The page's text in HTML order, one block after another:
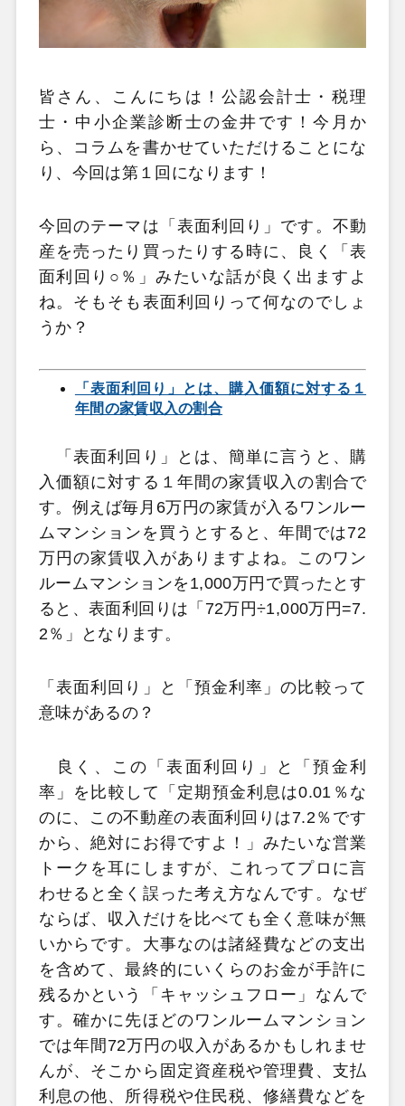
皆さん、こんにちは！公認会計士・税理
士・中小企業診断士の金井です！今月か
ら、コラムを書かせていただけることにな
り、今回は第１回になります！
今回のテーマは「表面利回り」です。不動
産を売ったり買ったりする時に、良く「表
面利回り○％」みたいな話が良く出ますよ
ね。そもそも表面利回りって何なのでしょ
うか？
「表面利回り」とは、購入価額に対する１
年間の家賃収入の割合
「表面利回り」とは、簡単に言うと、購
入価額に対する１年間の家賃収入の割合で
す。例えば毎月6万円の家賃が入るワンルー
ムマンションを買うとすると、年間では72
万円の家賃収入がありますよね。このワン
ルームマンションを1,000万円で買ったとす
ると、表面利回りは「72万円÷1,000万円=7.
2％」となります。
「表面利回り」と「預金利率」の比較って
意味があるの？
良く、この「表面利回り」と「預金利
率」を比較して「定期預金利息は0.01％な
のに、この不動産の表面利回りは7.2％です
から、絶対にお得ですよ！」みたいな営業
トークを耳にしますが、これってプロに言
わせると全く誤った考え方なんです。なぜ
ならば、収入だけを比べても全く意味が無
いからです。大事なのは諸経費などの支出
を含めて、最終的にいくらのお金が手許に
残るかという「キャッシュフロー」なんで
す。確かに先ほどのワンルームマンション
では年間72万円の収入があるかもしれませ
んが、そこから固定資産税や管理費、支払
利息の他、所得税や住民税、修繕費などを